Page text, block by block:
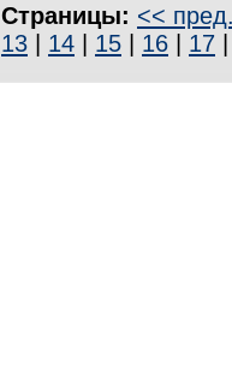
Страницы: <<
13
14 15 16 17